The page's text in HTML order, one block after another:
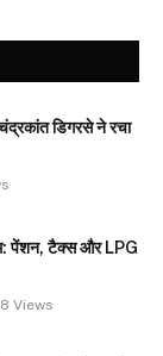
चंद्रकांत डिगरसे ने रचा
पेंशन, टैक्स और LPG
Views